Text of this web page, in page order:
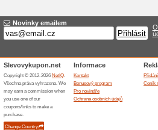
Abyste
erektilní
automaticky
zbavit se